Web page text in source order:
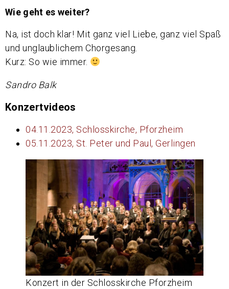
Wie geht es weiter?
Na, ist doch klar! Mit ganz viel Liebe, ganz viel Spaß
und unglaublichem Chorgesang.
Kurz: So wie immer.
Sandro Balk
Konzertvideos
04.11.2023, Schlosskirche, Pforzheim
05.11.2023, St. Peter und Paul, Gerlingen
Konzert in der Schlosskirche Pforzheim